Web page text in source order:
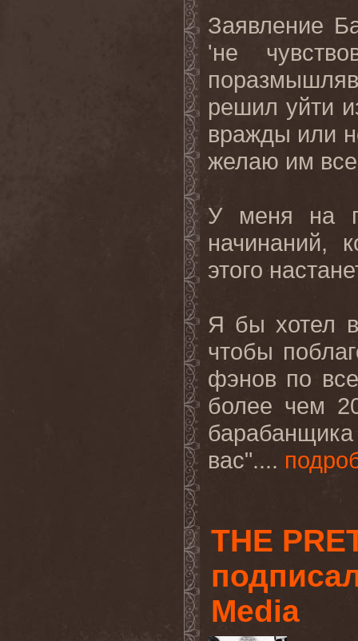
Заявление
'не
решил уйти
вражды или
желаю им
У меня на
начинаний,
этого
Я бы хотел
чтобы
фэнов по
более чем
вас"....
THE
Media